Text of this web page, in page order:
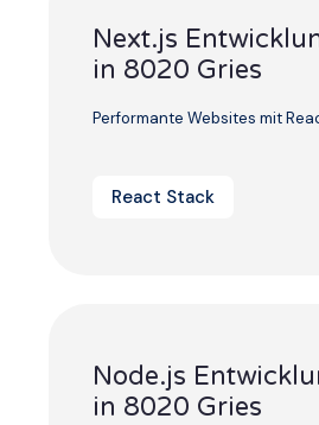
Next.js
in 8020 Gries
Performante Websites mit
React Stack
Node.js
in 8020 Gries